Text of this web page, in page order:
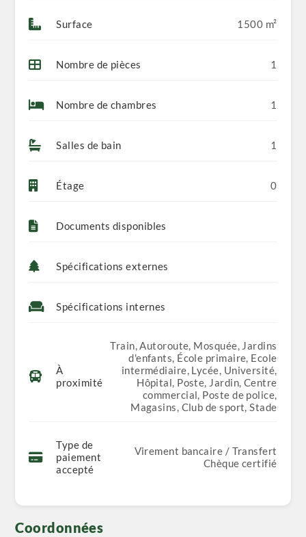
Surface 1500 m²
Nombre de pièces 1
Nombre de chambres 1
Salles de bain 1
Étage 0
Documents disponibles
Spécifications externes
Spécifications internes
À
proximité
Train, Autoroute, Mosquée, Jardins
d'enfants, École primaire, Ecole
intermédiaire, Lycée, Université,
Hôpital, Poste, Jardin, Centre
commercial, Poste de police,
Magasins, Club de sport, Stade
Type de
paiement
accepté
Virement bancaire / Transfert
Chèque certifié
Coordonnées